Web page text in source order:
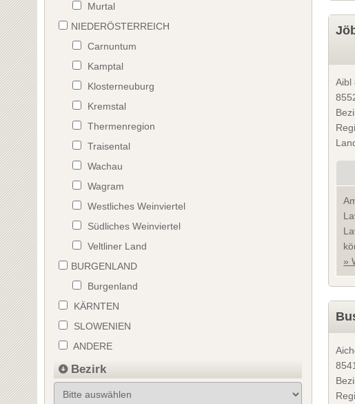
Aibl
»
Murtal
NIEDERÖSTERREICH
Carnuntum
Kamptal
Klosterneuburg
Kremstal
Thermenregion
Traisental
Wachau
Wagram
Westliches Weinviertel
Südliches Weinviertel
Veltliner Land
BURGENLAND
Burgenland
KÄRNTEN
SLOWENIEN
ANDERE
Bezirk